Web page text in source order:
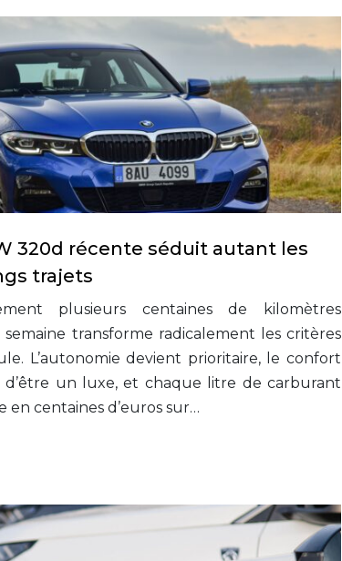
320d récente séduit autant les
trajets
plusieurs centaines de kilomètres
transforme radicalement les critères
L’autonomie devient prioritaire, le confort
d’être un luxe, et chaque litre de carburant
en centaines d’euros sur…